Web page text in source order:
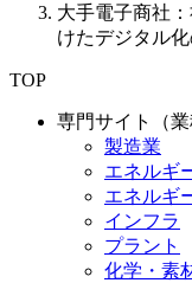
大手電子商社
けたデジタル
TOP
専門サイト（業
製造業
エネルギ
エネルギ
インフラ
プラント
化学・素